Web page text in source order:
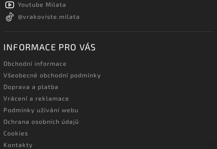
Youtube Milata
@vrakoviste.milata
INFORMACE PRO VÁS
Obchodní informace
Všeobecné obchodní podmínky
Doprava a platba
Vrácení a reklamace
Podmínky užívání webu
Ochrana osobních údajů
Cookies
Kontakty